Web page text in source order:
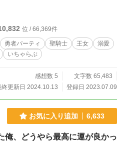
Chelt.様(TwitterID:@chelt_hp)に有償にて
位 / 66,369件
勇者パーティ 聖騎士 王女
溺愛
いちゃらぶ
感想数 5
文字数 65,483
終更新日 2024.10.13
登録日 2023.07.09
お気に入り追加 6,633
俺、どうやら最高に運が良かっ